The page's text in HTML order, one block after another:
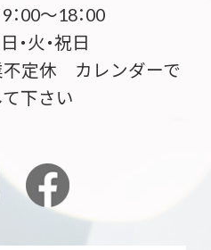
00～18：00
・火・祝日
定休 カレンダーで
下さい